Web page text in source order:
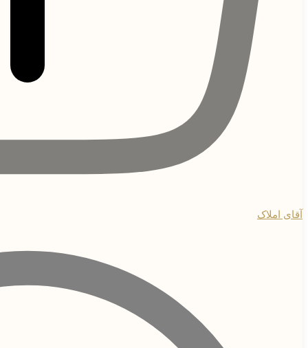
آقای املاک